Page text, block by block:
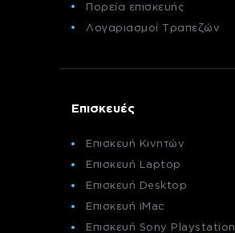
Πορεία επισκευής
Λογαριασμοί Τραπεζών
Επισκευές
Επισκευή Κινητών
Επισκευή Laptop
Επισκευή Desktop
Επισκευή iMac
Επισκευή Sony Playstation